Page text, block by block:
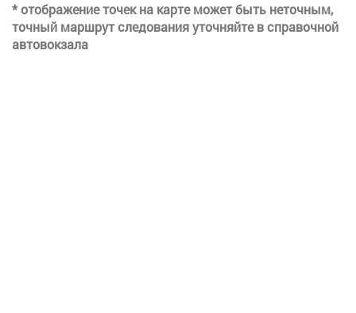
* отображение точек на карте может быть неточным,
точный маршрут следования уточняйте в справочной
автовокзала